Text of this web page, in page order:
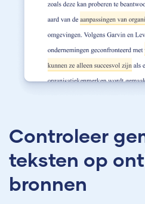
Controleer
teksten op
bronnen